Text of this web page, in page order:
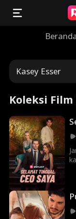
Kasey Esser
Koleksi Film